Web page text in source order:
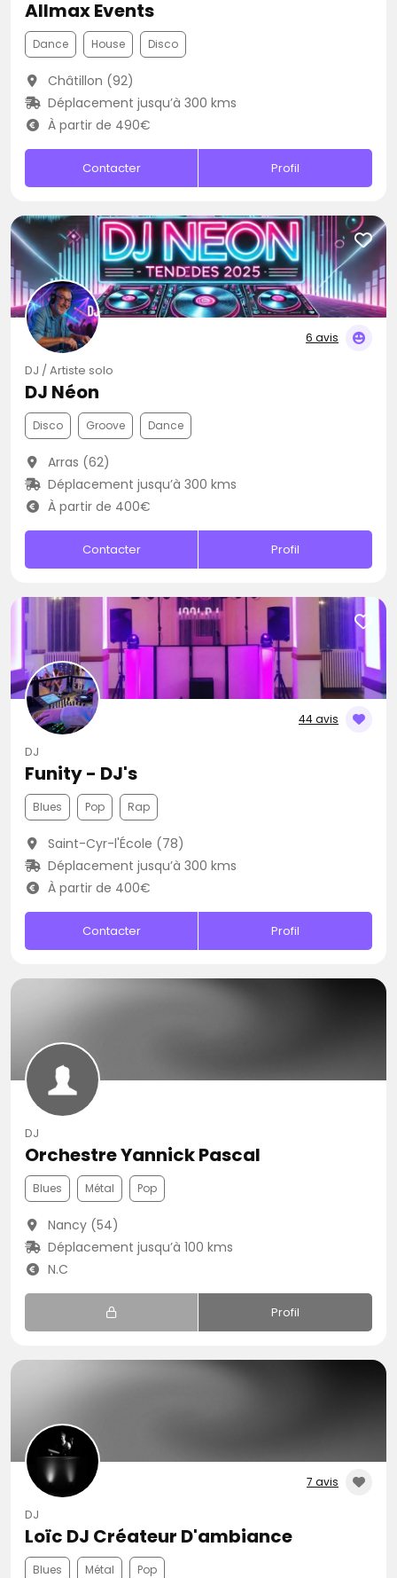
Allmax Events
Dance House Disco
Châtillon (92)
Déplacement jusqu’à 300 kms
À partir de 490€
Contacter Profil
6 avis
DJ / Artiste solo
DJ Néon
Disco Groove Dance
Arras (62)
Déplacement jusqu’à 300 kms
À partir de 400€
Contacter Profil
44 avis
DJ
Funity - DJ's
Blues Pop Rap
Saint-Cyr-l'École (78)
Déplacement jusqu’à 300 kms
À partir de 400€
Contacter Profil
DJ
Orchestre Yannick Pascal
Blues Métal Pop
Nancy (54)
Déplacement jusqu’à 100 kms
N.C
Profil
7 avis
DJ
Loïc DJ Créateur D'ambiance
Blues Métal Pop